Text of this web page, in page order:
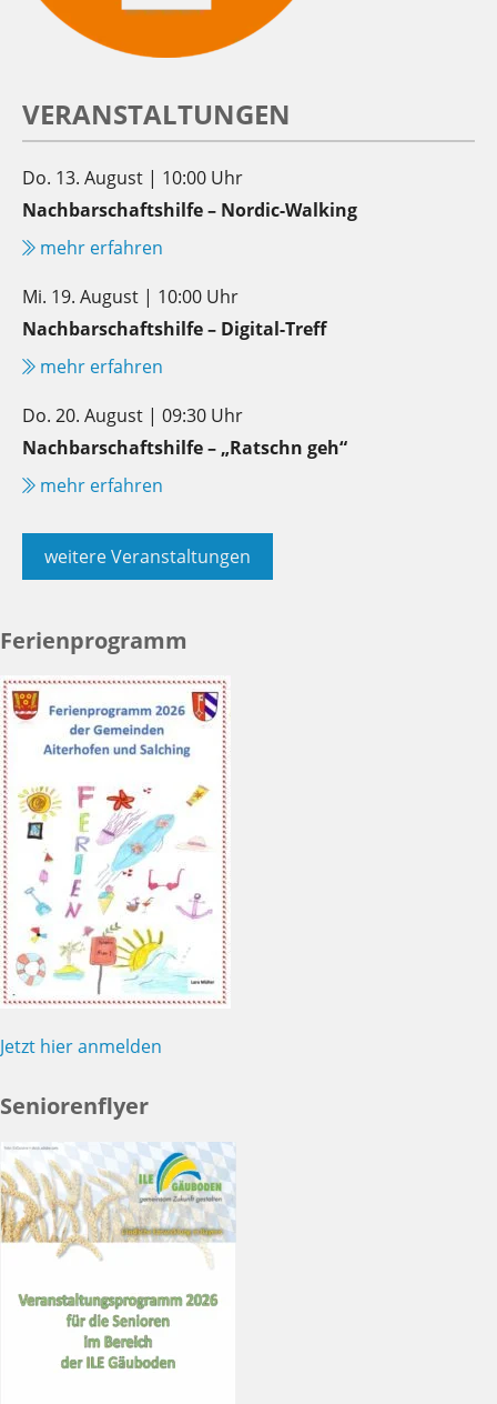
VERANSTALTUNGEN
Do. 13. August | 10:00 Uhr
Nachbarschaftshilfe – Nordic-Walking
mehr erfahren
Mi. 19. August | 10:00 Uhr
Nachbarschaftshilfe – Digital-Treff
mehr erfahren
Do. 20. August | 09:30 Uhr
Nachbarschaftshilfe – „Ratschn geh“
mehr erfahren
weitere Veranstaltungen
Ferienprogramm
Jetzt hier anmelden
Seniorenflyer